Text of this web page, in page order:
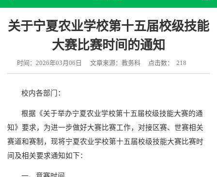
关于宁夏农业学校第十五届校级技能
大赛比赛时间的通知
时间：2026年03月06日 文章来源：教务科 点击数： 218
校内各部门：
根据《关于举办宁夏农业学校第十五届校级技能大赛的通
知》要求，为进一步做好大赛比赛工作，对接区赛、世赛相关
赛道和赛制，现将宁夏农业学校第十五届校级技能大赛比赛时
间及相关要求通知如下：